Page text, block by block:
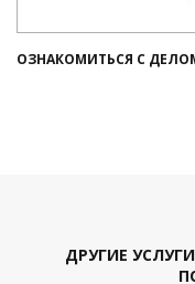
ОЗНАКОМИТЬСЯ С
ДРУГИЕ